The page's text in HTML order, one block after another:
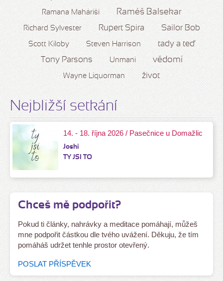
Ramana Maháriši Raméš Balsekar
Richard Sylvester Rupert Spira Sailor Bob
Scott Kiloby Steven Harrison tady a teď
Tony Parsons Unmani vědomí
Wayne Liquorman život
Nejbližší setkání
14. - 18. října 2026 / Pasečnice u Domažlic
Joshi
TY JSI TO
Chceš mě podpořit?
Pokud ti články, nahrávky a meditace pomáhají, můžeš
mne podpořit částkou dle tvého uvážení. Děkuju, že tím
pomáháš udržet tenhle prostor otevřený.
POSLAT PŘÍSPĚVEK